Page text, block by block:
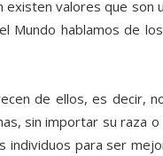
valores que son
Mundo hablamos de
de ellos, es decir,
sin importar su raza o
individuos para ser